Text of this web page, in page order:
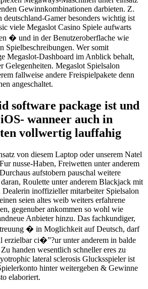
Gewinnkombinationen darbieten. Z.
deutschland-Gamer besonders wichtig ist
viele Megaslot Casino Spiele aufwarts
� und in der Benutzeroberflache wie
Spielbeschreibungen. Wer somit
Megaslot-Dashboard im Anblick behalt,
Gelegenheiten. Megaslot Spielsalon
fallweise andere Freispielpakete denn
angeschaltet.
software package ist und
wanneer auch in
vollwertig lauffahig
von diesem Laptop oder unserem Natel
nusse-Haben, Freiwetten unter anderem
aufstobern pauschal weitere
Roulette unter anderem Blackjack mit
Dealerin inoffizieller mitarbeiter Spielsalon
seien altes weib weiters erfahrene
gegenuber ankommen so wohl wie
Anbieter hinzu. Das fachkundiger,
� in Moglichkeit auf Deutsch, darf
erzielbar ci�”?ur unter anderem in balde
handen wesentlich schneller eres zu
lateral sclerosis Glucksspieler ist
hinter weitergeben & Gewinne
elaboriert.